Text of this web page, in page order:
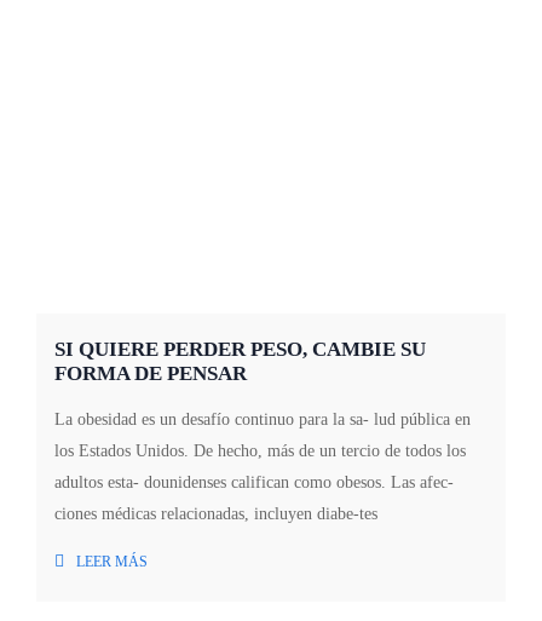
SI QUIERE PERDER PESO, CAMBIE SU
FORMA DE PENSAR
La obesidad es un desafío continuo para la sa- lud pública en
los Estados Unidos. De hecho, más de un tercio de todos los
adultos esta- dounidenses califican como obesos. Las afec-
ciones médicas relacionadas, incluyen diabe-tes
LEER MÁS